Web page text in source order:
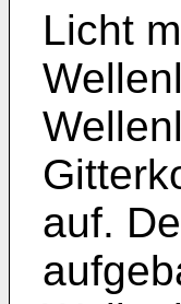
Licht
auf.